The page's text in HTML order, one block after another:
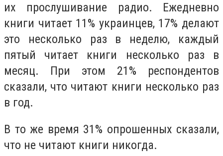
их прослушивание радио. Ежедневно
книги читает 11% украинцев, 17% делают
это несколько раз в неделю, каждый
пятый читает книги несколько раз в
месяц. При этом 21% респондентов
сказали, что читают книги несколько раз
в год.
В то же время 31% опрошенных сказали,
что не читают книги никогда.